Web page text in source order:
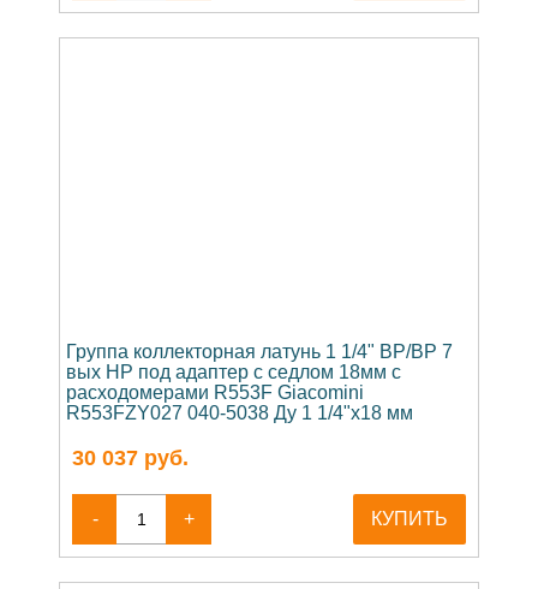
Группа коллекторная латунь 1 1/4" ВР/ВР 7
вых НР под адаптер с седлом 18мм с
расходомерами R553F Giacomini
R553FZY027 040-5038 Ду 1 1/4"х18 мм
30 037 руб.
- + КУПИТЬ